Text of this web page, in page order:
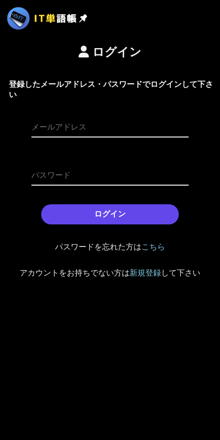
ログイン
登録したメールアドレス・パスワードでログインして下さ
い
ログイン
パスワードを忘れた方はこちら
アカウントをお持ちでない方は新規登録して下さい